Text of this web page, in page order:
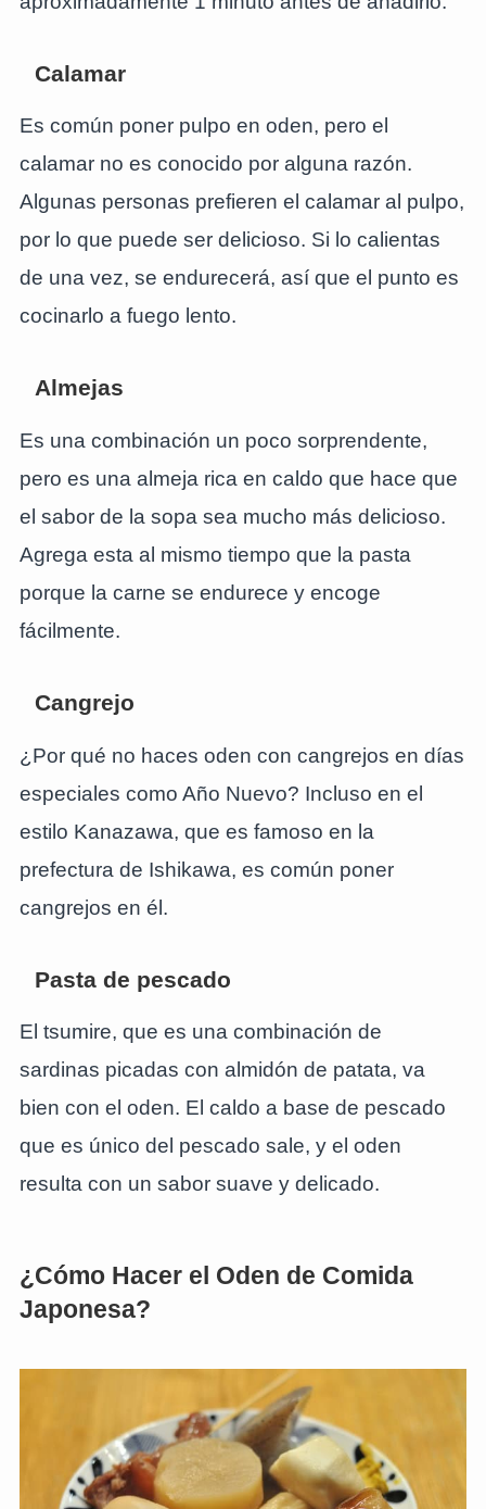
Calamar
Es común poner pulpo en oden, pero el
calamar no es conocido por alguna razón.
Algunas personas prefieren el calamar al pulpo,
por lo que puede ser delicioso. Si lo calientas
de una vez, se endurecerá, así que el punto es
cocinarlo a fuego lento.
Almejas
Es una combinación un poco sorprendente,
pero es una almeja rica en caldo que hace que
el sabor de la sopa sea mucho más delicioso.
Agrega esta al mismo tiempo que la pasta
porque la carne se endurece y encoge
fácilmente.
Cangrejo
¿Por qué no haces oden con cangrejos en días
especiales como Año Nuevo? Incluso en el
estilo Kanazawa, que es famoso en la
prefectura de Ishikawa, es común poner
cangrejos en él.
Pasta de pescado
El tsumire, que es una combinación de
sardinas picadas con almidón de patata, va
bien con el oden. El caldo a base de pescado
que es único del pescado sale, y el oden
resulta con un sabor suave y delicado.
¿Cómo Hacer el Oden de Comida
Japonesa?